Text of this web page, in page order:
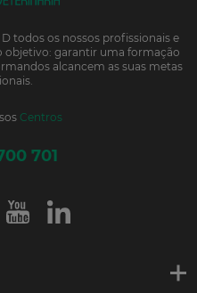
todos os nossos profissionais e
garantir uma formação
alcancem as suas metas
Centros
701